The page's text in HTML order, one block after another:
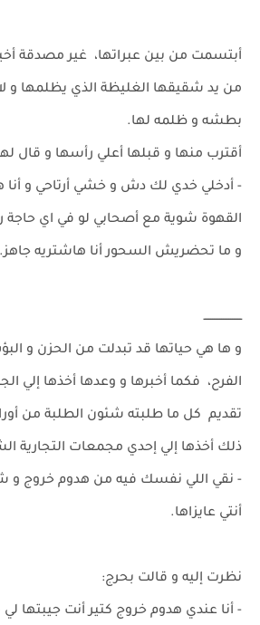
أبتسمت من بين عبراتها، غير مصدقة
من يد شقيقها الغليظة الذي يظلمها و
بطشه و ظلمه لها.
أقترب منها و قبلها أعلي رأسها و قال
- أدخلي خدي لك دش و خشي أرتاحي و أنا
القهوة شوية مع أصحابي لو في اي حاجة
و ما تحضريش السحور أنا هاشتريه جاهز.
ـــــــــــــــــــــ
و ها هي حياتها قد تبدلت من الحزن و
الفرح، فكما أخبرها و وعدها أخذها إلي
تقديم كل ما طلبته شئون الطلبة من
ذلك أخذها إلي إحدي مجمعات التجارية
- نقي اللي نفسك فيه من هدوم خروج و
أنتي عايزاها.
نظرت إليه و قالت بحرج:
- أنا عندي هدوم خروج كتير أنت جيبتها لي